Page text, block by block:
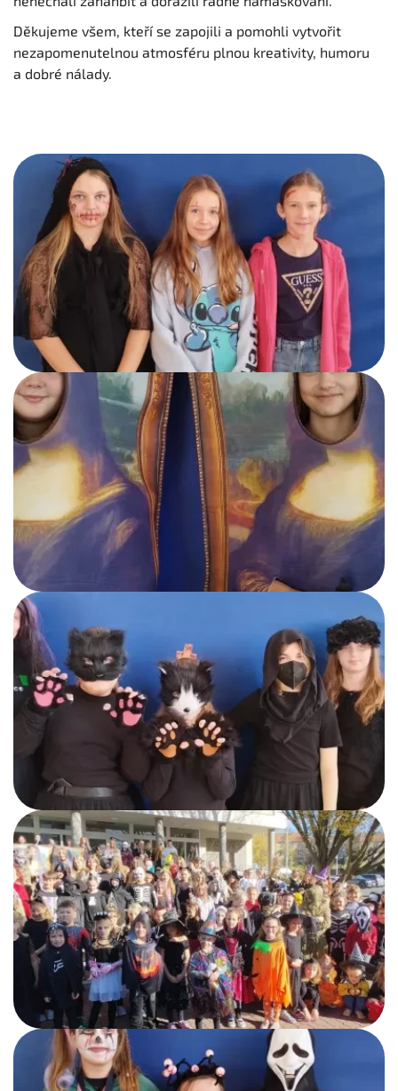
Děkujeme všem, kteří se zapojili a pomohli vytvořit
nezapomenutelnou atmosféru plnou kreativity, humoru
a dobré nálady.